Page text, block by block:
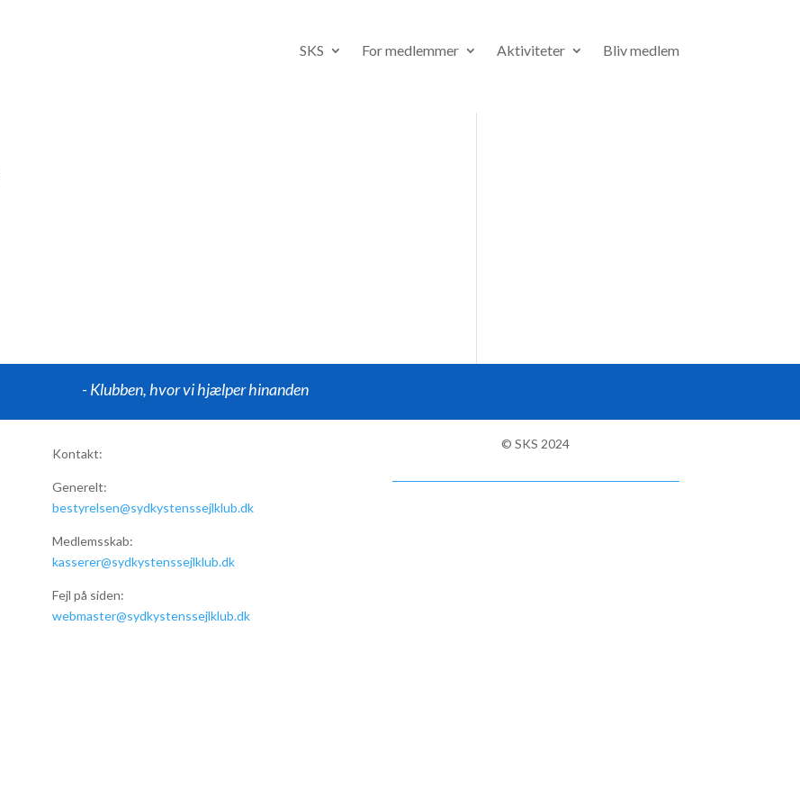
SKS For medlemmer Aktiviteter Bliv medlem
- Klubben, hvor vi hjælper hinanden
Kontakt:
Generelt:
bestyrelsen@sydkystenssejlklub.dk
Medlemsskab:
kasserer@sydkystenssejlklub.dk
Fejl på siden:
webmaster@sydkystenssejlklub.dk
© SKS 2024